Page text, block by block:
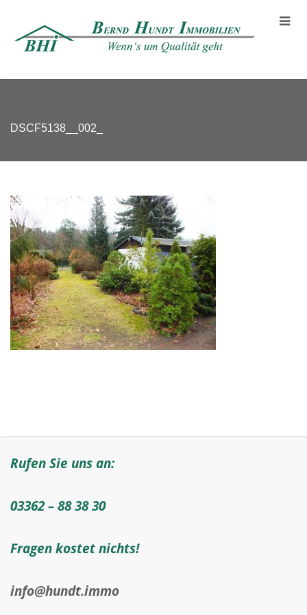
DSCF5138__002_
Rufen Sie uns an:
03362 – 88 38 30
Fragen kostet nichts!
info@hundt.immo